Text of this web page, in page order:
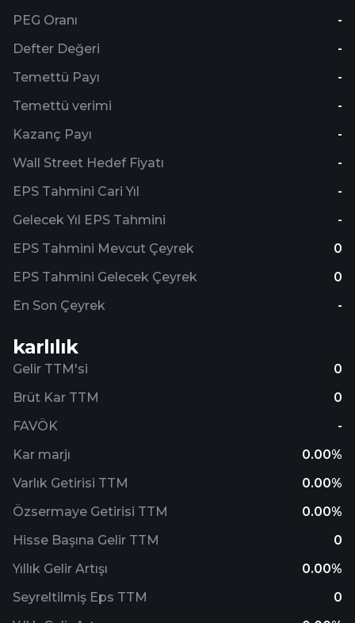
PEG Oranı
-
Defter Değeri
-
Temettü Payı
-
Temettü verimi
-
Kazanç Payı
-
Wall Street Hedef Fiyatı
-
EPS Tahmini Cari Yıl
-
Gelecek Yıl EPS Tahmini
-
EPS Tahmini Mevcut Çeyrek
0
EPS Tahmini Gelecek Çeyrek
0
En Son Çeyrek
-
karlılık
Gelir TTM'si
0
Brüt Kar TTM
0
FAVÖK
-
Kar marjı
0.00%
Varlık Getirisi TTM
0.00%
Özsermaye Getirisi TTM
0.00%
Hisse Başına Gelir TTM
0
Yıllık Gelir Artışı
0.00%
Seyreltilmiş Eps TTM
0